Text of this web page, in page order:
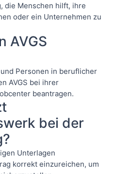
die Menschen hilft, ihre
oder ein Unternehmen zu
AVGS
Personen in beruflicher
AVGS bei ihrer
beantragen.
bei der
Unterlagen
korrekt einzureichen, um